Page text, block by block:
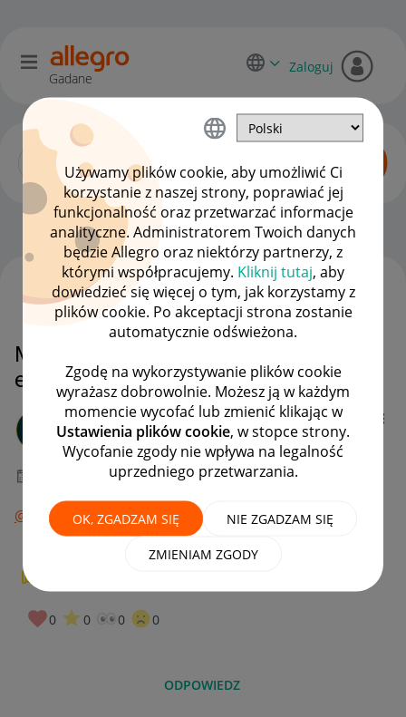
Używamy plików cookie, aby umożliwić Ci
korzystanie z naszej strony, poprawiać jej
funkcjonalność oraz przetwarzać informacje
analityczne. Administratorem Twoich danych
będzie Allegro oraz niektórzy partnerzy, z
którymi współpracujemy. Kliknij tutaj, aby
dowiedzieć się więcej o tym, jak korzystamy z
plików cookie. Po akceptacji strona zostanie
automatycznie odświeżona.
Zgodę na wykorzystywanie plików cookie
wyrażasz dobrowolnie. Możesz ją w każdym
momencie wycofać lub zmienić klikając w
Ustawienia plików cookie, w stopce strony.
Wycofanie zgody nie wpływa na legalność
uprzedniego przetwarzania.
OK, ZGADZAM SIĘ NIE ZGADZAM SIĘ
ZMIENIAM ZGODY
Gadane
Zaloguj
Sprzedający o Allegro Lokalnie OPCJE
Mama problem z utworzeniem
etykiety na allegro lokalne
Client:101736702
#1 Nowicjusz
08:03
@ko_alka@mr_oma@la_nika @nat_not@_HolaOla_
0 0 0 0
ODPOWIEDZ
WSZYSTKIE TEMATY